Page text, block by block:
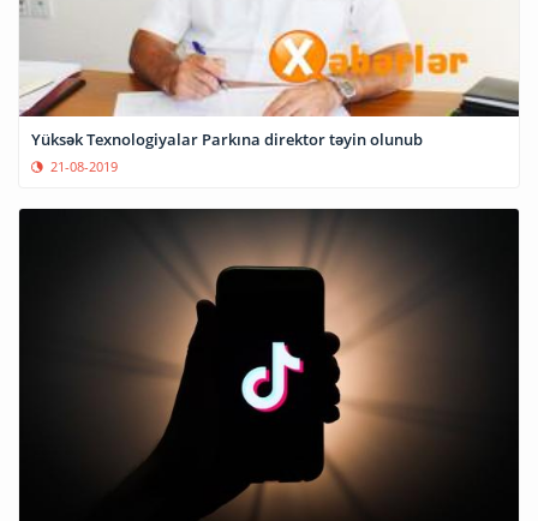
Yüksək Texnologiyalar Parkına direktor təyin olunub
21-08-2019